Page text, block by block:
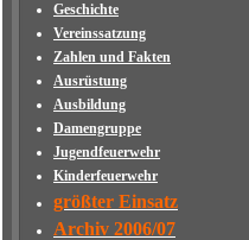
Geschichte
Vereinssatzung
Zahlen und Fakten
Ausrüstung
Ausbildung
Damengruppe
Jugendfeuerwehr
Kinderfeuerwehr
größter Einsatz
Archiv 2006/07